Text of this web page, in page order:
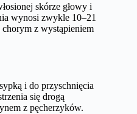
skórze głowy i
wynosi zwykle 10–21
z wystąpieniem
i do przyschnięcia
się drogą
z pęcherzyków.